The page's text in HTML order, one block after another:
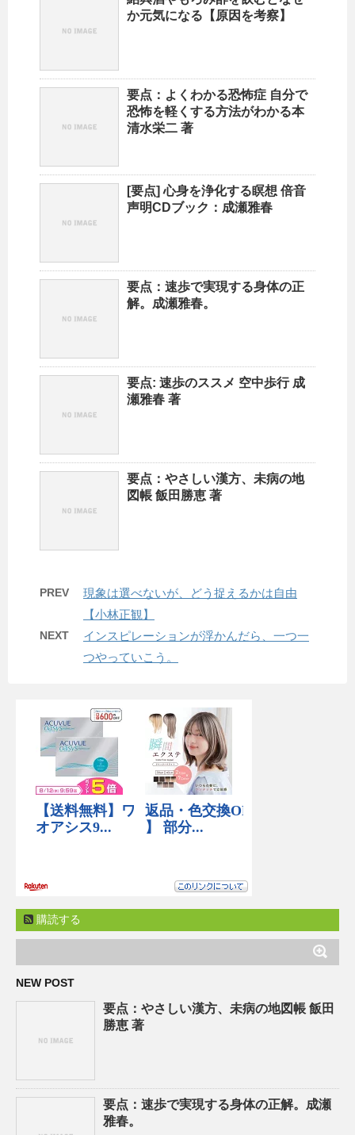
か元気になる【原因を考察】
要点：よくわかる恐怖症 自分で
恐怖を軽くする方法がわかる本
清水栄二 著
[要点] 心身を浄化する瞑想 倍音
声明CDブック：成瀬雅春
要点：速歩で実現する身体の正
解。成瀬雅春。
要点: 速歩のススメ 空中歩行 成
瀬雅春 著
要点：やさしい漢方、未病の地
図帳 飯田勝恵 著
PREV
現象は選べないが、どう捉えるかは自由
【小林正観】
NEXT
インスピレーションが浮かんだら、一つ一
つやっていこう。
購読する
NEW POST
要点：やさしい漢方、未病の地図帳 飯田
勝恵 著
要点：速歩で実現する身体の正解。成瀬
雅春。